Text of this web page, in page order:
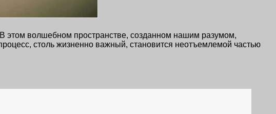
этом волшебном пространстве, созданном нашим разумом,
столь жизненно важный, становится неотъемлемой частью